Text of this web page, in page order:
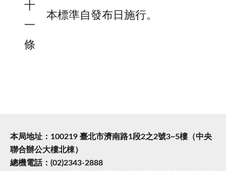
十
一
條
本標準自發布日施行。
本局地址：100219 臺北市濟南路1段2之2號3~5樓（中央
聯合辦公大樓北棟）
總機電話：(02)2343-2888